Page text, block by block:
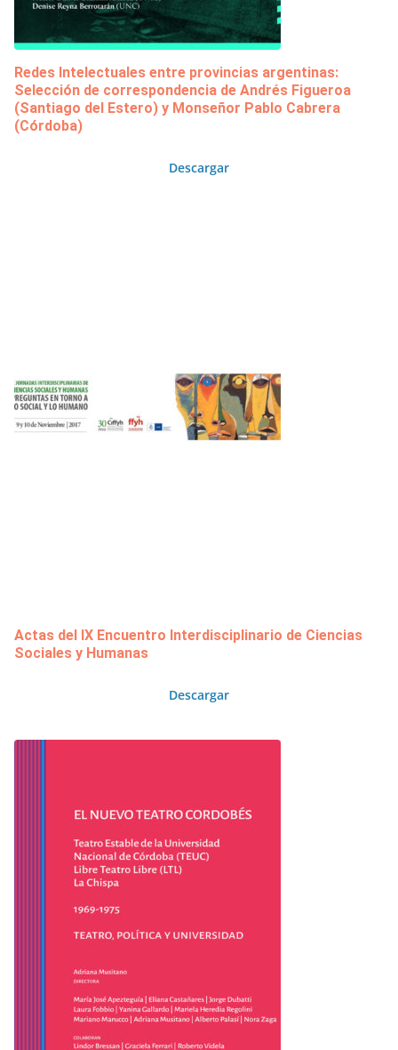
Redes Intelectuales entre provincias argentinas:
Selección de correspondencia de Andrés Figueroa
(Santiago del Estero) y Monseñor Pablo Cabrera
(Córdoba)
Descargar
Actas del IX Encuentro Interdisciplinario de Ciencias
Sociales y Humanas
Descargar